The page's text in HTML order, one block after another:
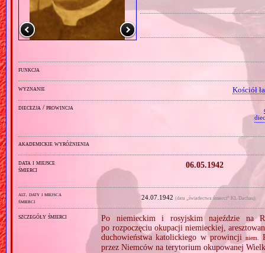
funkcja
wyznanie Kościół
diecezja / prowincja
akademickie wyróżnienia
data i miejsce
śmierci
06.05.1942
alt. daty i miejsca
śmierci
24.07.1942(data „świadectwa śmierci” KL Dachau)
szczegóły śmierci
Po niemieckim i rosyjskim najeździe na
po rozpoczęciu okupacji niemieckiej,
duchowieństwa katolickiego w prowincji niem.
przez Niemców na terytorium okupowanej